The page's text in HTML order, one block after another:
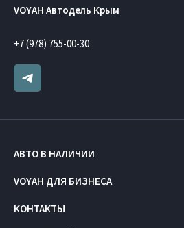
VOYAH Автодель Крым
+7 (978) 755-00-30
АВТО В НАЛИЧИИ
VOYAH ДЛЯ БИЗНЕСА
КОНТАКТЫ